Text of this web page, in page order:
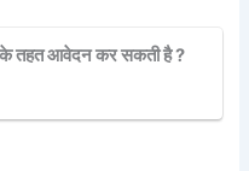
के तहत आवेदन कर सकती है ?